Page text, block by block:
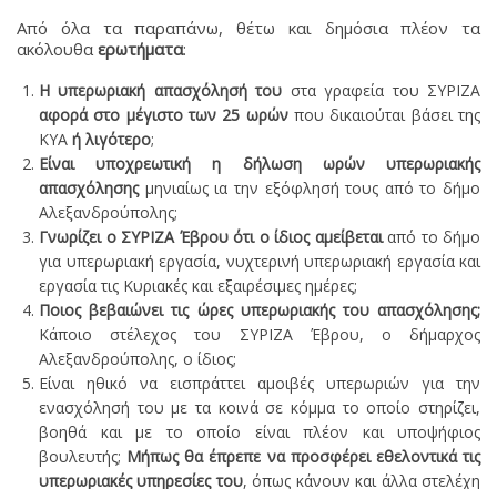
Από όλα τα παραπάνω, θέτω και δημόσια πλέον τα
ακόλουθα ερωτήματα:
Η υπερωριακή απασχόλησή του στα γραφεία του ΣΥΡΙΖΑ
αφορά στο μέγιστο των 25 ωρώνπου δικαιούται βάσει της
ΚΥΑ ή λιγότερο;
Είναι υποχρεωτική η δήλωση ωρών υπερωριακής
απασχόλησηςμηνιαίως ια την εξόφλησή τους από το δήμο
Αλεξανδρούπολης;
Γνωρίζει ο ΣΥΡΙΖΑ Έβρου ότι ο ίδιος αμείβεταιαπό το δήμο
για υπερωριακή εργασία, νυχτερινή υπερωριακή εργασία και
εργασία τις Κυριακές και εξαιρέσιμες ημέρες;
Ποιος βεβαιώνει τις ώρες υπερωριακής του απασχόλησης;
Κάποιο στέλεχος του ΣΥΡΙΖΑ Έβρου, ο δήμαρχος
Αλεξανδρούπολης, ο ίδιος;
Είναι ηθικό να εισπράττει αμοιβές υπερωριών για την
ενασχόλησή του με τα κοινά σε κόμμα το οποίο στηρίζει,
βοηθά και με το οποίο είναι πλέον και υποψήφιος
βουλευτής; Μήπως θα έπρεπε να προσφέρει εθελοντικά τις
υπερωριακές υπηρεσίες του, όπως κάνουν και άλλα στελέχη